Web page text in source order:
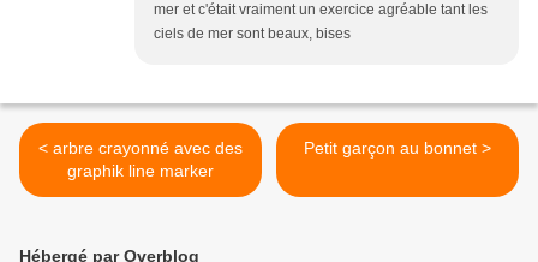
mer et c'était vraiment un exercice agréable tant les
ciels de mer sont beaux, bises
< arbre crayonné avec des
graphik line marker
Petit garçon au bonnet >
Hébergé par Overblog